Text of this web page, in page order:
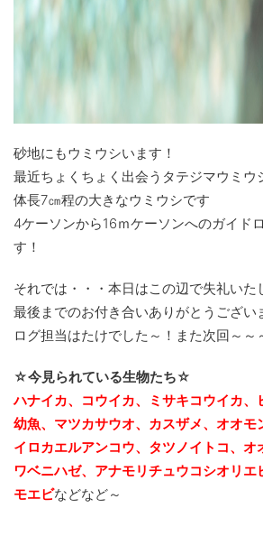
砂地にもウミウシいます！
最近ちょくちょく出会うタテジマウミウ
体長7㎝程の大きなウミウシです
4ケーソンから16ｍケーソンへのガイド
す！
それでは・・・本日はこの辺で失礼いた
最後までのお付き合いありがとうござい
ログ担当はたけでした～！また次回～
☆今見られている生物たち☆
ハナイカ、コウイカ、ミサキコウイカ、
幼魚、マツカサウオ、カスザメ、オオモ
イロカエルアンコウ、タツノイトコ、オ
ワベニハゼ、アナモリチュウコシオリエ
モエビなどなど～